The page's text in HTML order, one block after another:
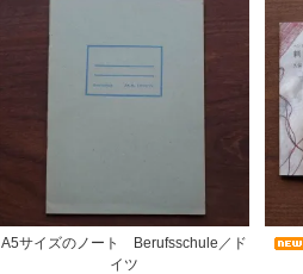
A5サイズのノート Berufsschule／ド
イツ